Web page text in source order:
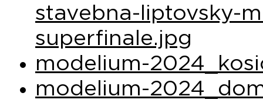
stavebna-liptovsky-
superfinale.jpg
modelium-
modelium-